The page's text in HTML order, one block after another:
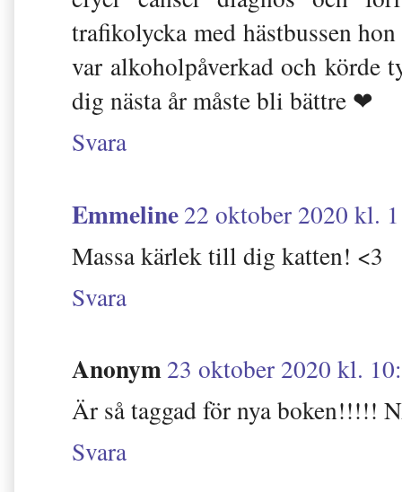
trafikolycka med hästbussen
var alkoholpåverkad och körde
dig nästa år måste bli bättre ❤
Svara
Emmeline22 oktober 2020 kl.
Massa kärlek till dig katten! <3
Svara
Anonym23 oktober 2020 kl.
Är så taggad för nya boken!!!!!
Svara